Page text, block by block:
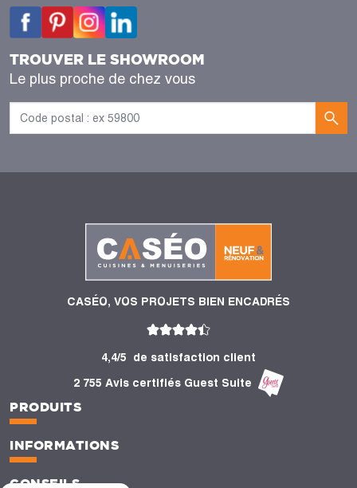
TROUVER LE SHOWROOM
Le plus proche de chez vous
CASÉO, VOS PROJETS BIEN ENCADRÉS
4,4/5
de satisfaction client
2 755 Avis certifiés Guest Suite
PRODUITS
INFORMATIONS
CONSEILS